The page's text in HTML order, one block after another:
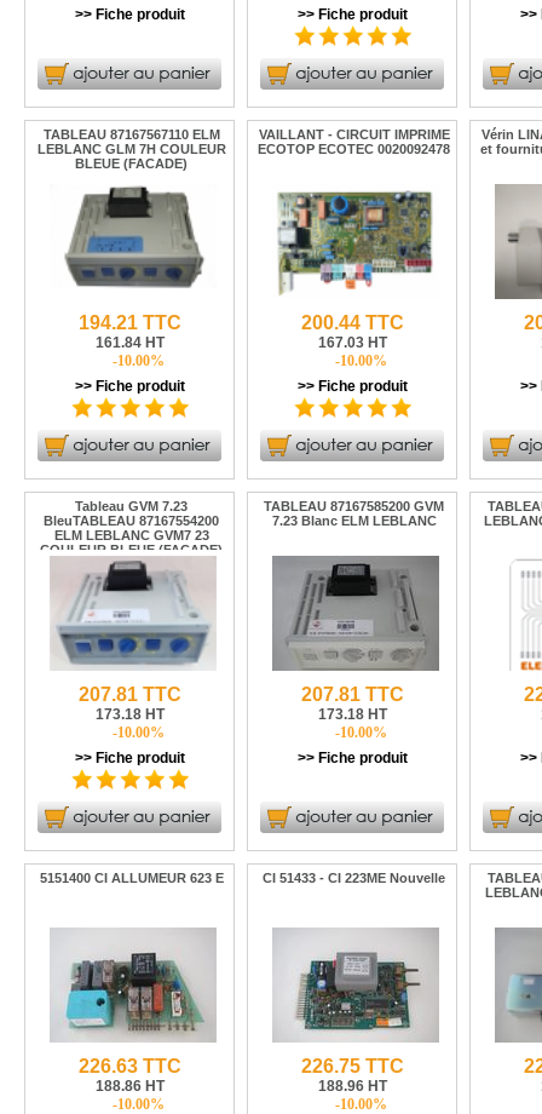
>> Fiche produit
>> Fiche produit
>>
TABLEAU 87167567110 ELM
LEBLANC GLM 7H COULEUR
BLEUE (FACADE)
194.21 TTC
161.84 HT
-10.00%
>> Fiche produit
VAILLANT - CIRCUIT IMPRIME
ECOTOP ECOTEC 0020092478
200.44 TTC
167.03 HT
-10.00%
>> Fiche produit
Vérin
et
>>
Tableau GVM 7.23
BleuTABLEAU 87167554200
ELM LEBLANC GVM7 23
COULEUR BLEUE (FACADE)
207.81 TTC
173.18 HT
-10.00%
>> Fiche produit
TABLEAU 87167585200 GVM
7.23 Blanc ELM LEBLANC
207.81 TTC
173.18 HT
-10.00%
>> Fiche produit
>>
5151400 CI ALLUMEUR 623 E
226.63 TTC
188.86 HT
-10.00%
CI 51433 - CI 223ME Nouvelle
226.75 TTC
188.96 HT
-10.00%